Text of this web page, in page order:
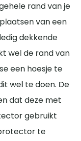
rand van je
van een
dekkende
wel de rand van
een hoesje te
wel te doen. De
dat deze met
gebruikt
te